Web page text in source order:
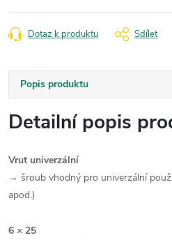
Dotaz k produktu Sdílet
Popis produktu
Detailní popis
Vrut univerzální
→ šroub vhodný pro univerzální
apod.)
6 × 25